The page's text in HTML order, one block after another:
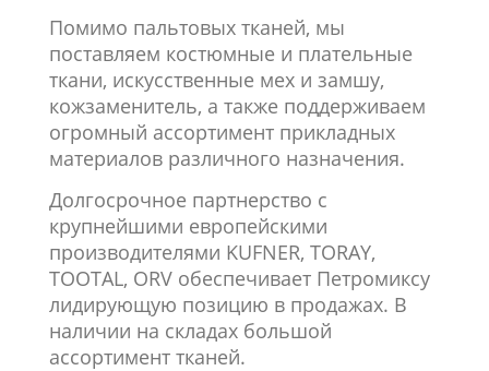
Помимо пальтовых тканей, мы
поставляем костюмные и плательные
ткани, искусственные мех и замшу,
кожзаменитель, а также поддерживаем
огромный ассортимент прикладных
материалов различного назначения.
Долгосрочное партнерство с
крупнейшими европейскими
производителями KUFNER, TORAY,
TOOTAL, ORV обеспечивает Петромиксу
лидирующую позицию в продажах. В
наличии на складах большой
ассортимент тканей.